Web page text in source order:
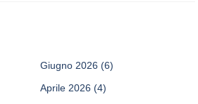
Giugno 2026 (6)
Aprile 2026 (4)